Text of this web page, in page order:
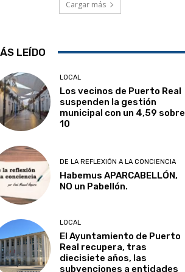
Cargar más
LEÍDO
LOCAL
Los vecinos de Puerto Real
suspenden la gestión
municipal con un 4,59 sobre
10
DE LA REFLEXIÓN A LA CONCIENCIA
Habemus APARCABELLÓN,
NO un Pabellón.
LOCAL
El Ayuntamiento de Puerto
Real recupera, tras
diecisiete años, las
subvenciones a entidades